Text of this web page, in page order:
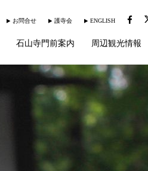
お問合せ 護寺会 ENGLISH
石山寺門前案内 周辺観光情報